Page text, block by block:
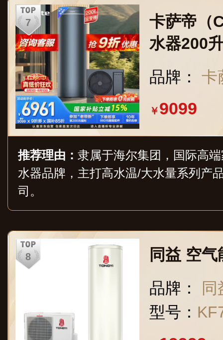
卡萨帝（
水器200
一级变频
净水洗以
6人）
品牌： 卡
￥9099
推荐理由： 隶属于海尔集团，国际高
水器品牌，主打高水温/大水量系列产
司。
同益 空
品牌：
型号：